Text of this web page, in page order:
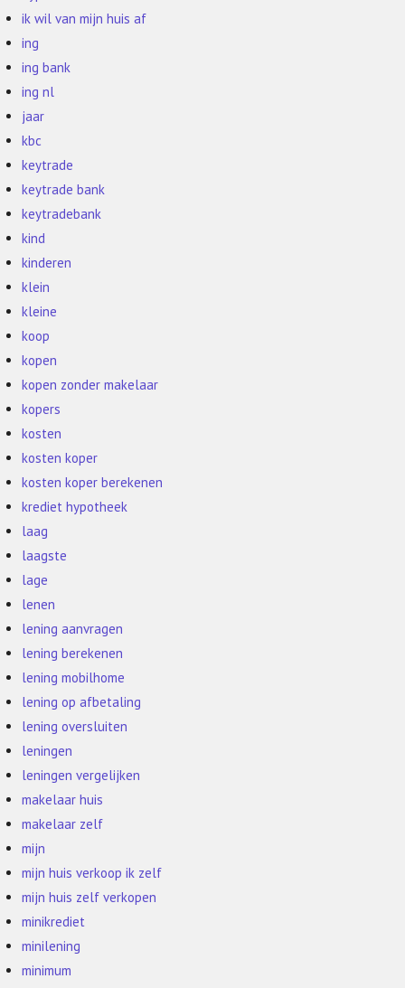
ik wil van mijn huis af
ing
ing bank
ing nl
jaar
kbc
keytrade
keytrade bank
keytradebank
kind
kinderen
klein
kleine
koop
kopen
kopen zonder makelaar
kopers
kosten
kosten koper
kosten koper berekenen
krediet hypotheek
laag
laagste
lage
lenen
lening aanvragen
lening berekenen
lening mobilhome
lening op afbetaling
lening oversluiten
leningen
leningen vergelijken
makelaar huis
makelaar zelf
mijn
mijn huis verkoop ik zelf
mijn huis zelf verkopen
minikrediet
minilening
minimum